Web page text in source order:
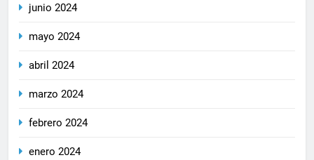
junio 2024
mayo 2024
abril 2024
marzo 2024
febrero 2024
enero 2024